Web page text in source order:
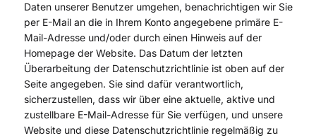
Daten unserer Benutzer umgehen, benachrichtigen wir Sie
per E-Mail an die in Ihrem Konto angegebene primäre E-
Mail-Adresse und/oder durch einen Hinweis auf der
Homepage der Website. Das Datum der letzten
Überarbeitung der Datenschutzrichtlinie ist oben auf der
Seite angegeben. Sie sind dafür verantwortlich,
sicherzustellen, dass wir über eine aktuelle, aktive und
zustellbare E-Mail-Adresse für Sie verfügen, und unsere
Website und diese Datenschutzrichtlinie regelmäßig zu